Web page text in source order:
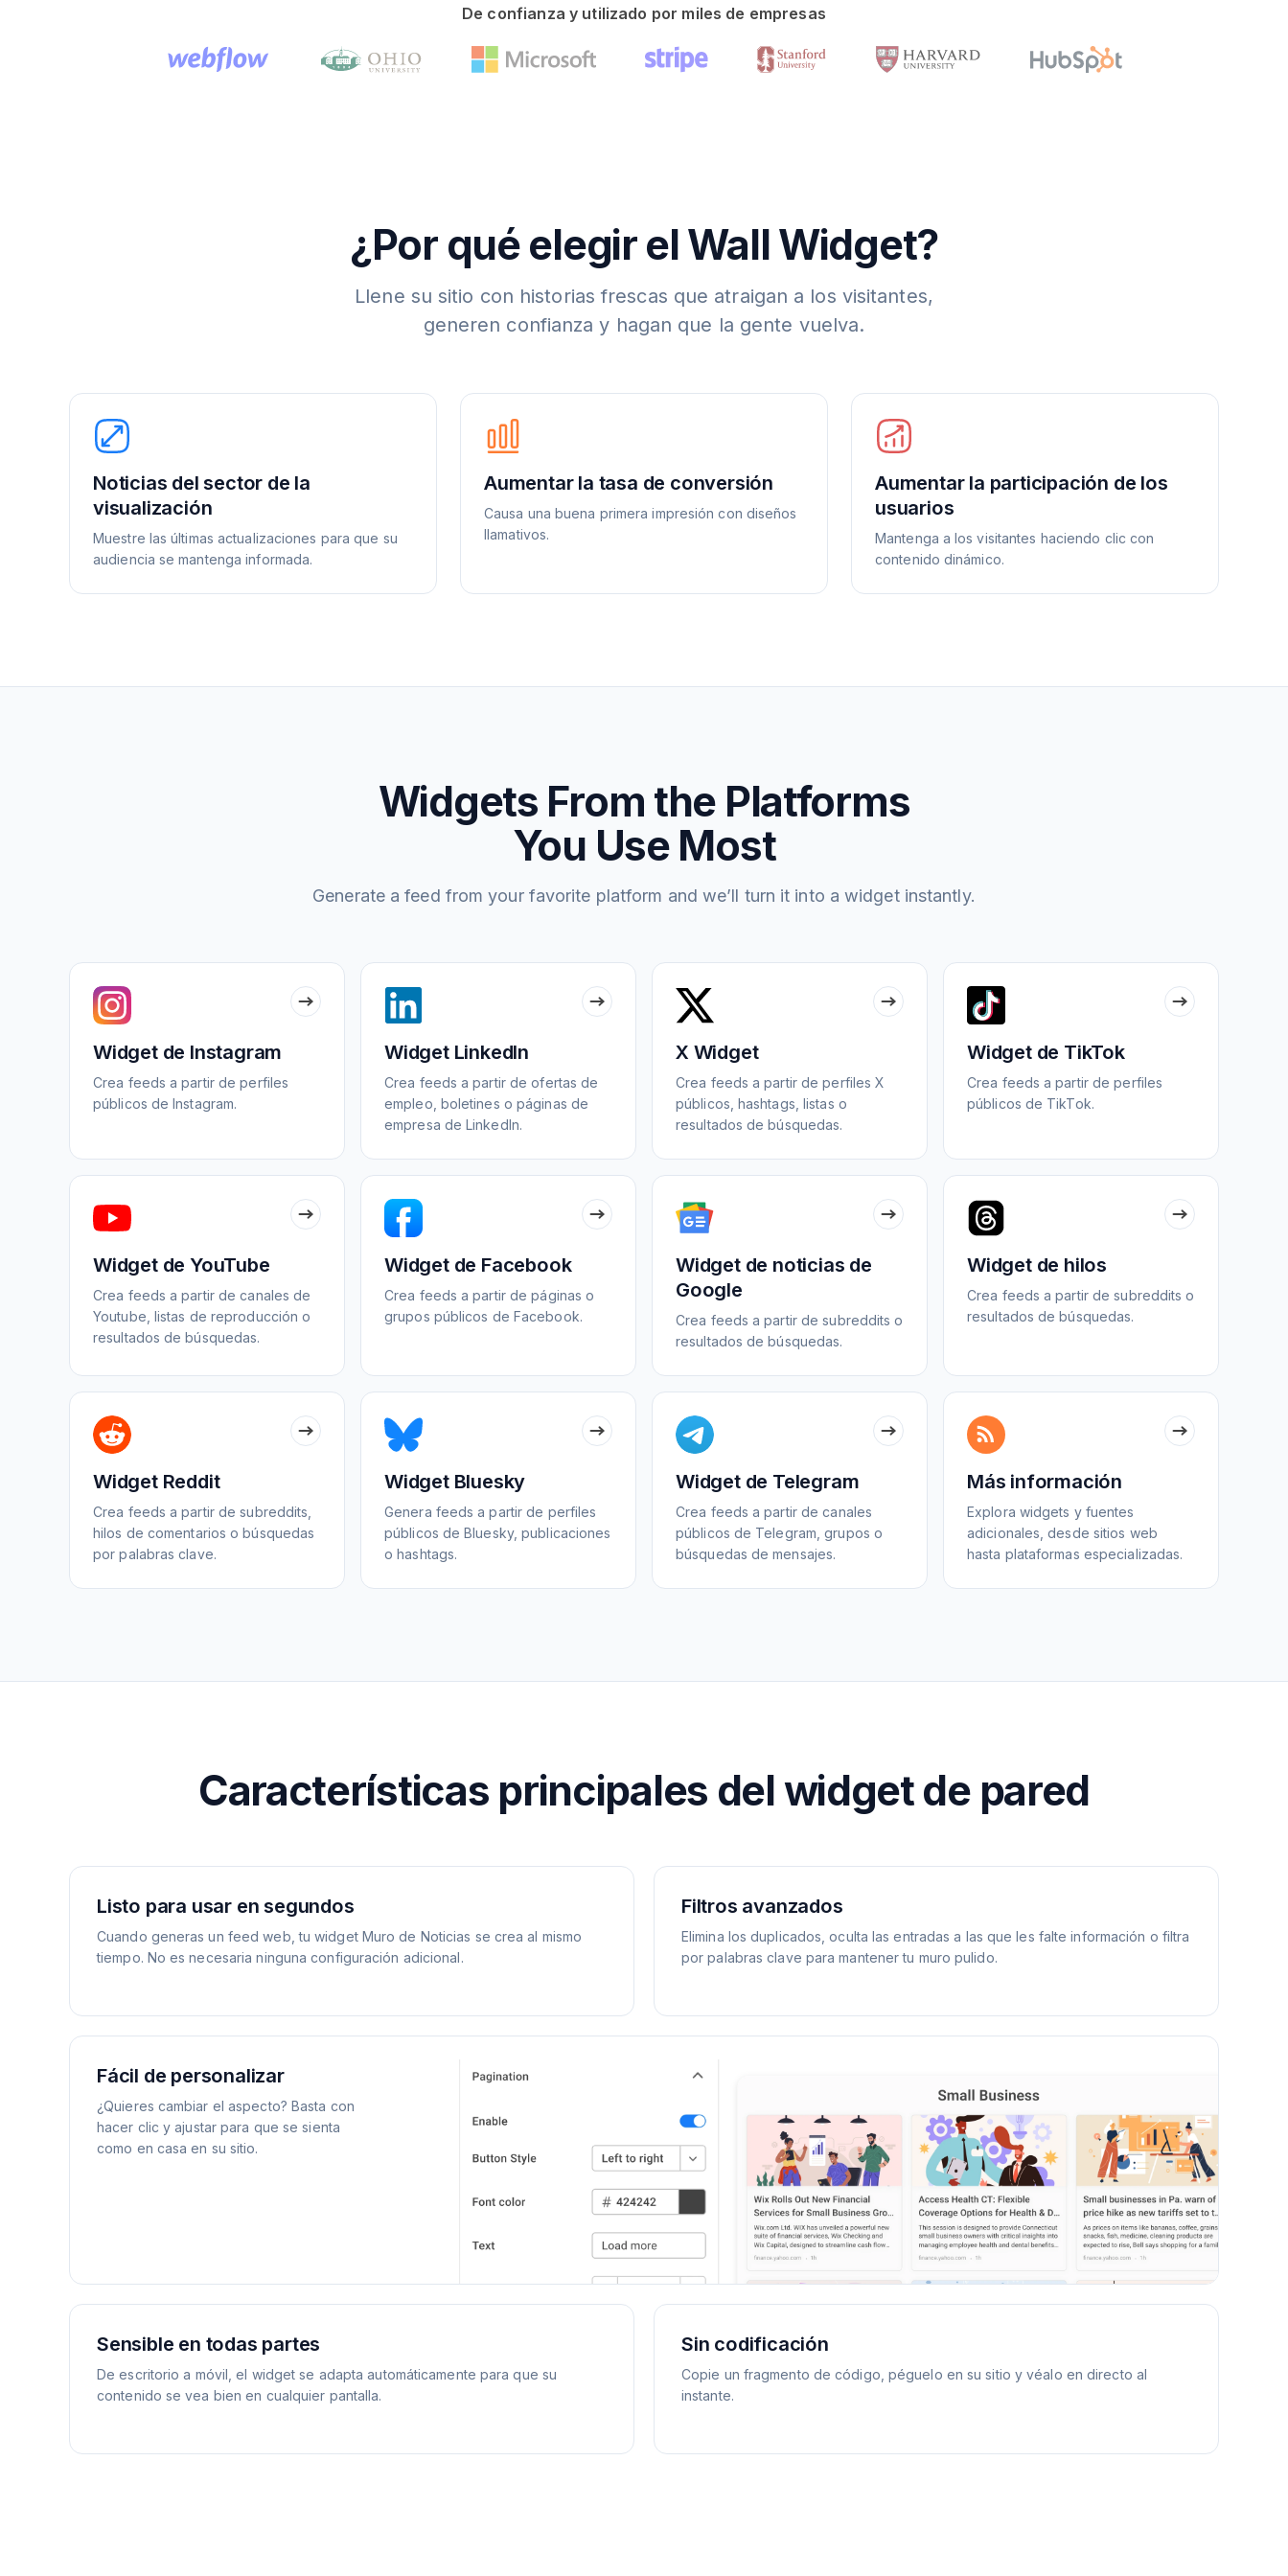
De confianza y utilizado por miles de empresas
¿Por qué elegir el Wall Widget?
Llene su sitio con historias frescas que atraigan a los visitantes,
generen confianza y hagan que la gente vuelva.
Noticias del sector de la
visualización
Muestre las últimas actualizaciones para que su
audiencia se mantenga informada.
Aumentar la tasa de conversión
Causa una buena primera impresión con diseños
llamativos.
Aumentar la participación de los
usuarios
Mantenga a los visitantes haciendo clic con
contenido dinámico.
Widgets From the Platforms
You Use Most
Generate a feed from your favorite platform and we’ll turn it into a widget instantly.
Widget de Instagram
Crea feeds a partir de perfiles
públicos de Instagram.
Widget LinkedIn
Crea feeds a partir de ofertas de
empleo, boletines o páginas de
empresa de LinkedIn.
X Widget
Crea feeds a partir de perfiles X
públicos, hashtags, listas o
resultados de búsquedas.
Widget de TikTok
Crea feeds a partir de perfiles
públicos de TikTok.
Widget de YouTube
Crea feeds a partir de canales de
Youtube, listas de reproducción o
resultados de búsquedas.
Widget de Facebook
Crea feeds a partir de páginas o
grupos públicos de Facebook.
Widget de noticias de
Google
Crea feeds a partir de subreddits o
resultados de búsquedas.
Widget de hilos
Crea feeds a partir de subreddits o
resultados de búsquedas.
Widget Reddit
Crea feeds a partir de subreddits,
hilos de comentarios o búsquedas
por palabras clave.
Widget Bluesky
Genera feeds a partir de perfiles
públicos de Bluesky, publicaciones
o hashtags.
Widget de Telegram
Crea feeds a partir de canales
públicos de Telegram, grupos o
búsquedas de mensajes.
Más información
Explora widgets y fuentes
adicionales, desde sitios web
hasta plataformas especializadas.
Características principales del widget de pared
Listo para usar en segundos
Cuando generas un feed web, tu widget Muro de Noticias se crea al mismo
tiempo. No es necesaria ninguna configuración adicional.
Filtros avanzados
Elimina los duplicados, oculta las entradas a las que les falte información o filtra
por palabras clave para mantener tu muro pulido.
Fácil de personalizar
¿Quieres cambiar el aspecto? Basta con
hacer clic y ajustar para que se sienta
como en casa en su sitio.
Sensible en todas partes
De escritorio a móvil, el widget se adapta automáticamente para que su
contenido se vea bien en cualquier pantalla.
Sin codificación
Copie un fragmento de código, péguelo en su sitio y véalo en directo al
instante.